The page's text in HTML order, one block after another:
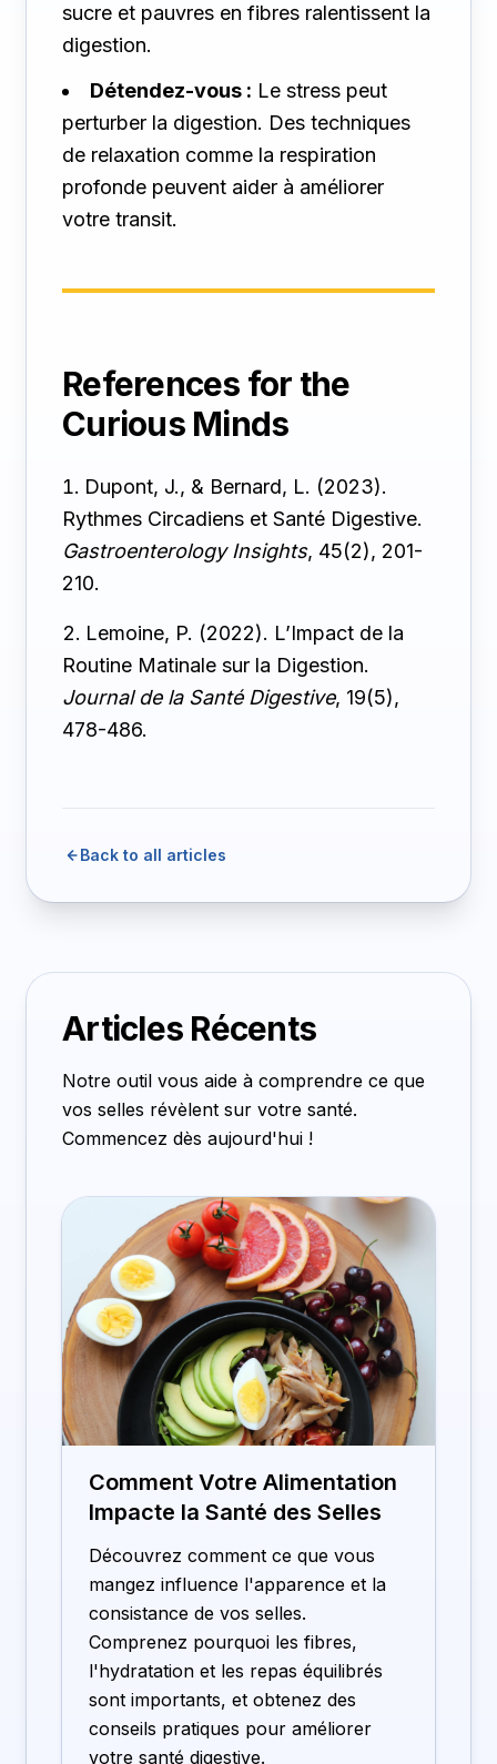
sucre et pauvres en fibres ralentissent la
digestion.
Détendez-vous : Le stress peut
perturber la digestion. Des techniques
de relaxation comme la respiration
profonde peuvent aider à améliorer
votre transit.
References for the
Curious Minds
Dupont, J., & Bernard, L. (2023).
Rythmes Circadiens et Santé Digestive.
Gastroenterology Insights, 45(2), 201-
210.
Lemoine, P. (2022). L’Impact de la
Routine Matinale sur la Digestion.
Journal de la Santé Digestive, 19(5),
478-486.
Back to all articles
Articles Récents
Notre outil vous aide à comprendre ce que
vos selles révèlent sur votre santé.
Commencez dès aujourd'hui !
Comment Votre Alimentation
Impacte la Santé des Selles
Découvrez comment ce que vous
mangez influence l'apparence et la
consistance de vos selles.
Comprenez pourquoi les fibres,
l'hydratation et les repas équilibrés
sont importants, et obtenez des
conseils pratiques pour améliorer
votre santé digestive.